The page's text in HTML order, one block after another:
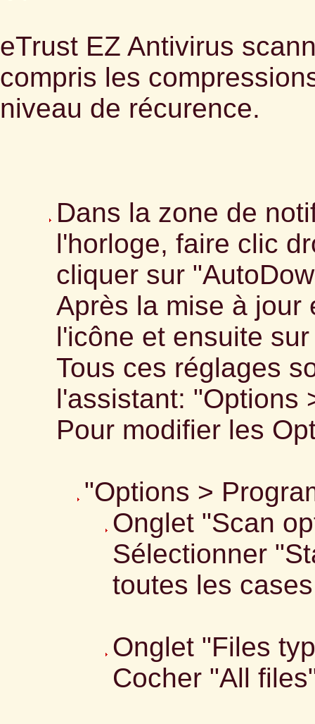
eTrust EZ Antivirus
compris les
niveau de récurence.
Dans la zone de
l'horloge, faire clic
cliquer sur
Après la mise à jour
l'icône et ensuite
Tous ces réglages
l'assistant: "Options
Pour modifier les
"Options >
Onglet "Scan
Sélectionner
toutes les
Onglet "Files
Cocher "All